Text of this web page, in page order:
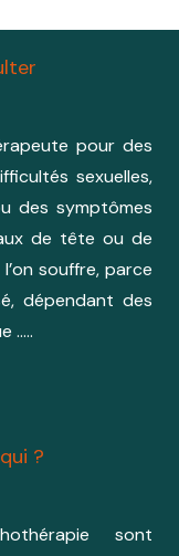
pour des
sexuelles,
des symptômes
de tête ou de
souffre, parce
dépendant des
…..
?
sont